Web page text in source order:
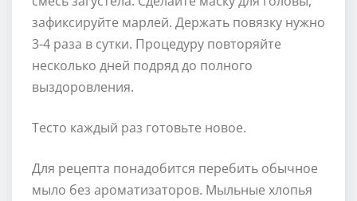
зафиксируйте марлей. Держать повязку нужно
3-4 раза в сутки. Процедуру повторяйте
несколько дней подряд до полного
выздоровления.
Тесто каждый раз готовьте новое.
Для рецепта понадобится перебить обычное
мыло без ароматизаторов. Мыльные хлопья